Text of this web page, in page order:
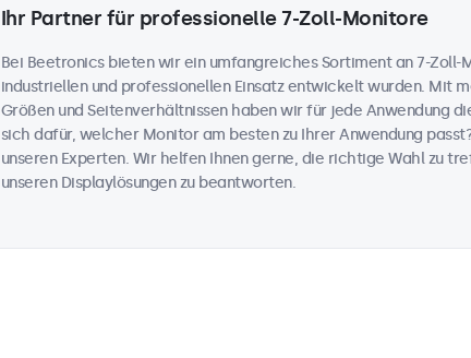
Ihr Partner für professionelle 7-Zoll-Monitore
Bei Beetronics bieten wir ein umfangreiches Sortiment an 7-Zoll-
industriellen und professionellen Einsatz entwickelt wurden. Mit
Größen und Seitenverhältnissen haben wir für jede Anwendung
sich dafür, welcher Monitor am besten zu Ihrer Anwendung
unseren Experten. Wir helfen Ihnen gerne, die richtige Wahl zu
unseren Displaylösungen zu beantworten.